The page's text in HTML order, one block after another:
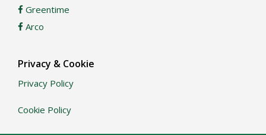
Greentime
Arco
Privacy & Cookie
Privacy Policy
Cookie Policy